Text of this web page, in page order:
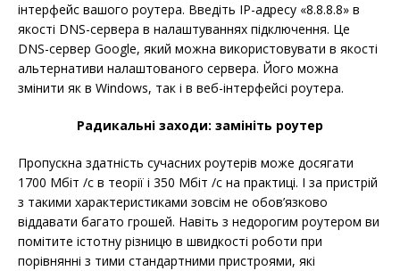
інтерфейс вашого роутера. Введіть IP-адресу «8.8.8.8» в
якості DNS-сервера в налаштуваннях підключення. Це
DNS-сервер Google, який можна використовувати в якості
альтернативи налаштованого сервера. Його можна
змінити як в Windows, так і в веб-інтерфейсі роутера.
Радикальні заходи: замініть роутер
Пропускна здатність сучасних роутерів може досягати
1700 Мбіт /с в теорії і 350 Мбіт /с на практиці. І за пристрій
з такими характеристиками зовсім не обов’язково
віддавати багато грошей. Навіть з недорогим роутером ви
помітите істотну різницю в швидкості роботи при
порівнянні з тими стандартними пристроями, які